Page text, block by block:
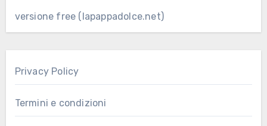
versione free (lapappadolce.net)
Privacy Policy
Termini e condizioni